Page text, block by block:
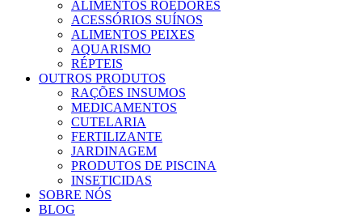
ALIMENTOS ROEDORES
ACESSÓRIOS SUÍNOS
ALIMENTOS PEIXES
AQUARISMO
RÉPTEIS
OUTROS PRODUTOS
RAÇÕES INSUMOS
MEDICAMENTOS
CUTELARIA
FERTILIZANTE
JARDINAGEM
PRODUTOS DE PISCINA
INSETICIDAS
SOBRE NÓS
BLOG